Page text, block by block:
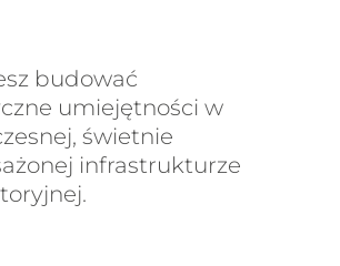
budować
umiejętności w
świetnie
infrastrukturze